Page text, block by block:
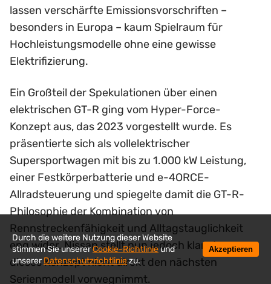
lassen verschärfte Emissionsvorschriften –
besonders in Europa – kaum Spielraum für
Hochleistungsmodelle ohne eine gewisse
Elektrifizierung.
Ein Großteil der Spekulationen über einen
elektrischen GT-R ging vom Hyper-Force-
Konzept aus, das 2023 vorgestellt wurde. Es
präsentierte sich als vollelektrischer
Supersportwagen mit bis zu 1.000 kW Leistung,
einer Festkörperbatterie und e-4ORCE-
Allradsteuerung und spiegelte damit die GT-R-
Philosophie der Kombination von
Rennstreckenfähigkeit und Alltagstauglichkeit
eng wider. Nissan stellt nun jedoch klar, dass
dieses Konzept nicht direkt den nächsten
Serienmodell vorwegnimmt.
Durch die weitere Nutzung dieser Website
stimmen Sie unsererCookie-Richtlinieund
unsererDatenschutzrichtliniezu.
Akzeptieren